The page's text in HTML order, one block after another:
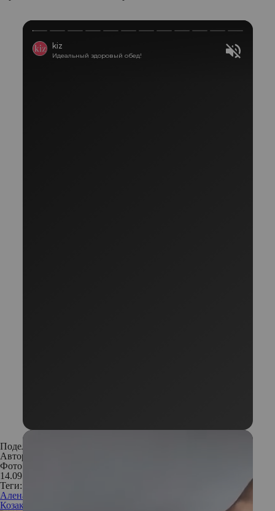
Поделиться:
Автор:
Фото: Алина Бушунова
14.09.2017
Теги:
Алена Яковлева
Козакова